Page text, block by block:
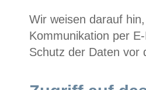
Wir weisen darauf
Kommunikation per
Schutz der Daten vor